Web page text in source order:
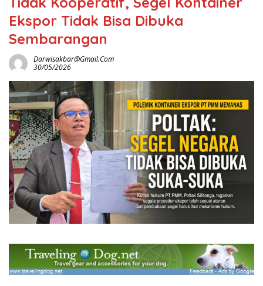
Ekspor Tidak Bisa Dibuka
Sembarangan
Darwisakbar@gmail.com
30/05/2026